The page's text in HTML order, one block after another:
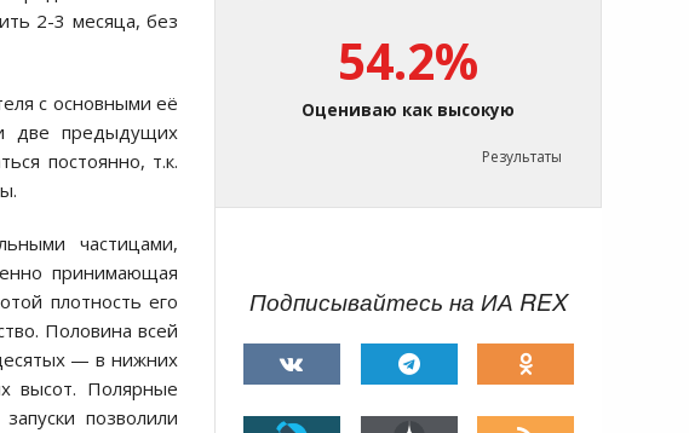
2-3 месяца, без
с основными её
две предыдущих
постоянно, т.к.
частицами,
принимающая
плотность его
Половина всей
— в нижних
высот. Полярные
позволили
54.2%
Оцениваю как высокую
Результаты
Подписывайтесь на ИА REX